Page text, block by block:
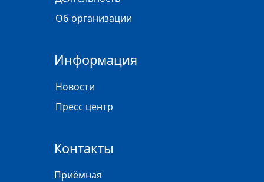
Об организации
Информация
Новости
Пресс центр
Контакты
Приёмная